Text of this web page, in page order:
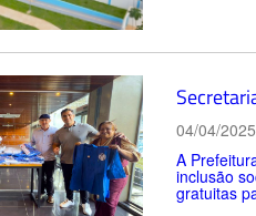
04/04/
A
inclusão
gratuitas